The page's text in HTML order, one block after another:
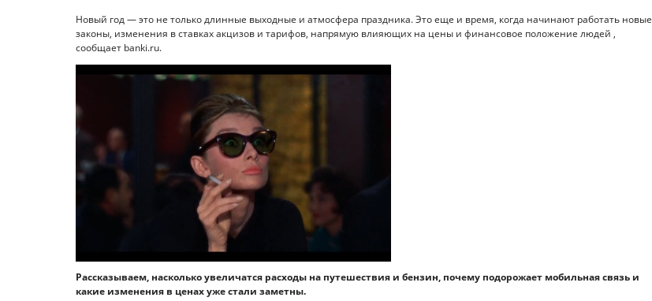
Новый год — это не только длинные выходные и атмосфера праздника. Это еще и время, когда начинают работать новые
законы, изменения в ставках акцизов и тарифов, напрямую влияющих на цены и финансовое положение людей ,
сообщает banki.ru.
Рассказываем, насколько увеличатся расходы на путешествия и бензин, почему подорожает мобильная связь и
какие изменения в ценах уже стали заметны.